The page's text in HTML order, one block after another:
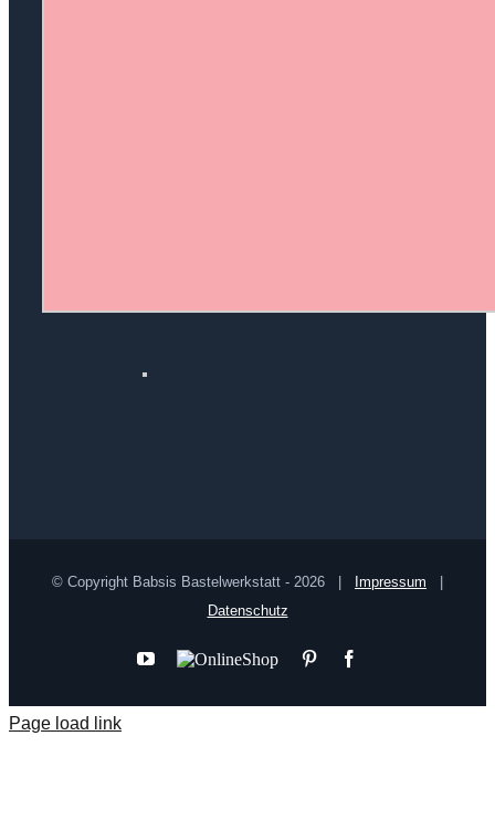
© Copyright Babsis Bastelwerkstatt - 2026 | Impressum
Datenschutz
YouTube
Online
Pinterest
Page load link